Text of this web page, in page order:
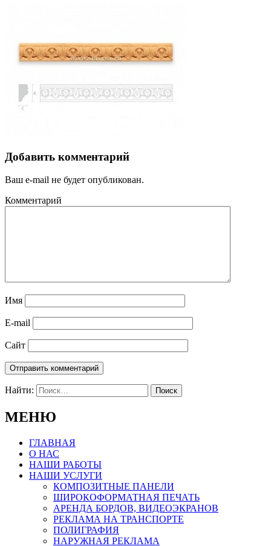
Добавить комментарий
Ваш e-mail не будет опубликован.
Комментарий
Имя
E-mail
Сайт
Найти:
МЕНЮ
ГЛАВНАЯ
О НАС
НАШИ РАБОТЫ
НАШИ УСЛУГИ
КОМПОЗИТНЫЕ ПАНЕЛИ
ШИРОКОФОРМАТНАЯ ПЕЧАТЬ
АРЕНДА БОРДОВ, ВИДЕОЭКРАНОВ
РЕКЛАМА НА ТРАНСПОРТЕ
ПОЛИГРАФИЯ
НАРУЖНАЯ РЕКЛАМА